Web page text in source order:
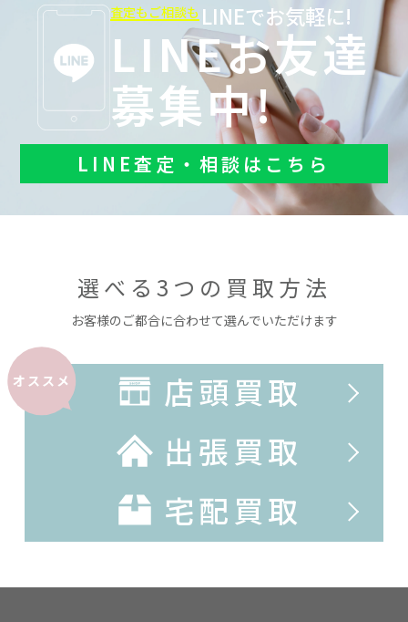
査定もご相談も LINEでお気軽に!
LINEお友達
募集中!
LINE査定・相談はこちら
選べる3つの買取方法
お客様のご都合に合わせて選んでいただけます
オススメ
店頭買取
出張買取
宅配買取